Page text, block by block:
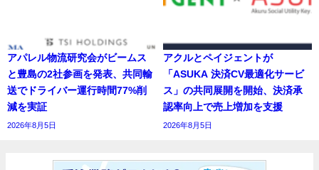
アパレル物流研究会がビームス
と豊島の2社参画を発表、共同輸
送でドライバー運行時間77%削
減を実証
2026年8月5日
アクルとペイジェントが
「ASUKA 決済CV最適化サービ
ス」の共同展開を開始、決済承
認率向上で売上増加を支援
2026年8月5日